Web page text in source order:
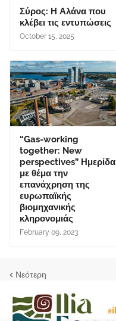
Σύρος: Η Αλάνα που
κλέβει τις εντυπώσεις
October 15, 2025
“Gas-working
together: New
perspectives” Ημερίδα
με θέμα την
επανάχρηση της
ευρωπαϊκής
βιομηχανικής
κληρονομιάς
February 09, 2023
Νεότερη